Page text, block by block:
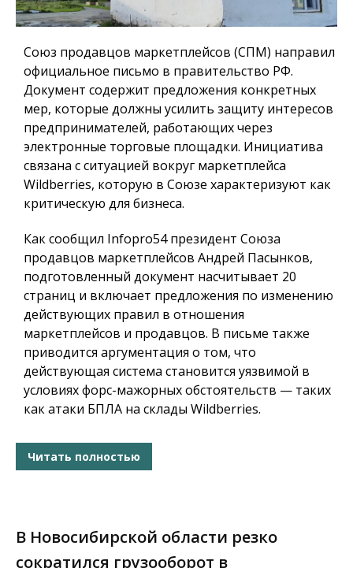
Союз продавцов маркетплейсов (СПМ) направил
официальное письмо в правительство РФ.
Документ содержит предложения конкретных
мер, которые должны усилить защиту интересов
предпринимателей, работающих через
электронные торговые площадки. Инициатива
связана с ситуацией вокруг маркетплейса
Wildberries, которую в Союзе характеризуют как
критическую для бизнеса.
Как сообщил Infopro54президент Союза
продавцов маркетплейсов Андрей Пасынков,
подготовленный документ насчитывает 20
страниц и включает предложения по изменению
действующих правил в отношения
маркетплейсов и продавцов. В письме также
приводится аргументация о том, что
действующая система становится уязвимой в
условиях форс-мажорных обстоятельств — таких
как атаки БПЛА на склады Wildberries.
Читать полностью
В Новосибирской области резко
сократился грузооборот в